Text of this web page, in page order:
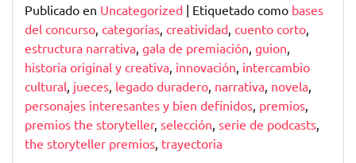
Publicado en Uncategorized | Etiquetado como bases
del concurso, categorías, creatividad, cuento corto,
estructura narrativa, gala de premiación, guion,
historia original y creativa, innovación, intercambio
cultural, jueces, legado duradero, narrativa, novela,
personajes interesantes y bien definidos, premios,
premios the storyteller, selección, serie de podcasts,
the storyteller premios, trayectoria